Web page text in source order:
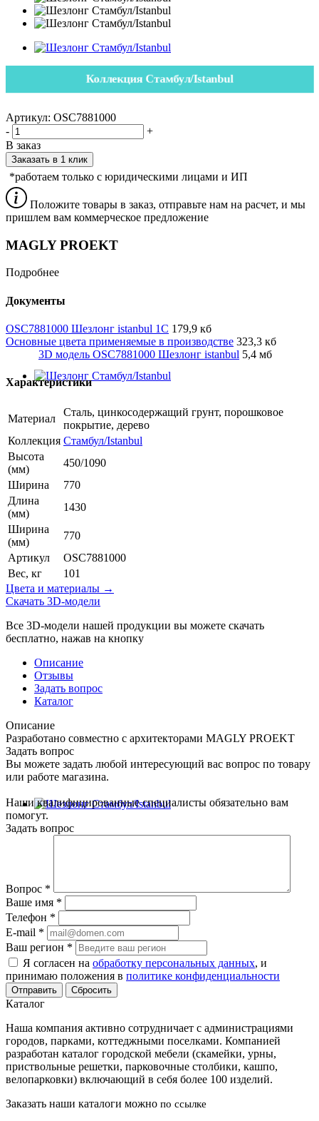
Коллекция Стамбул/Istanbul
Артикул: OSC7881000
-
+
В заказ
Заказать в 1 клик
*работаем только с юридическими лицами и ИП
Положите товары в заказ, отправьте нам на расчет, и мы
пришлем вам коммерческое предложение
MAGLY PROEKT
Подробнее
Документы
OSC7881000 Шезлонг istanbul 1С 179,9 кб
Основные цвета применяемые в производстве 323,3 кб
3D модель OSC7881000 Шезлонг istanbul 5,4 мб
Характеристики
Материал
Сталь, цинкосодержащий грунт, порошковое
покрытие, дерево
Коллекция Стамбул/Istanbul
Высота
(мм)
450/1090
Ширина
770
Длина
(мм)
1430
Ширина
(мм)
770
Артикул
OSC7881000
Вес, кг
101
Цвета и материалы →
Скачать 3D-модели
Все 3D-модели нашей продукции вы можете скачать
бесплатно, нажав на кнопку
Описание
Отзывы
Задать вопрос
Каталог
Описание
Разработано совместно с архитекторами MAGLY PROEKT
Задать вопрос
Вы можете задать любой интересующий вас вопрос по товару
или работе магазина.
Наши квалифицированные специалисты обязательно вам
помогут.
Задать вопрос
Вопрос *
Ваше имя *
Телефон *
E-mail *
Ваш регион *
Я согласен на обработку персональных данных, и
принимаю положения в политике конфиденциальности
Сбросить
Каталог
Наша компания активно сотрудничает с администрациями
городов, парками, коттеджными поселками. Компанией
разработан каталог городской мебели (скамейки, урны,
приствольные решетки, парковочные столбики, кашпо,
велопарковки) включающий в себя более 100 изделий.
Заказать наши каталоги можно по ссылке